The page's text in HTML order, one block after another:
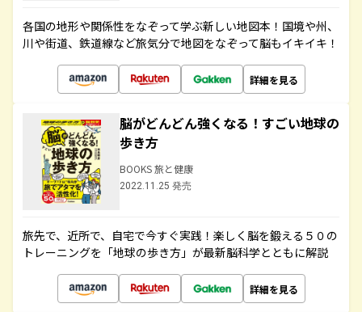
各国の地形や関係性をなぞって学ぶ新しい地図本！国境や州、
川や街道、鉄道線など旅気分で地図をなぞって脳もイキイキ！
詳細を見る
脳がどんどん強くなる！すごい地球の
歩き方
BOOKS 旅と健康
2022.11.25 発売
旅先で、近所で、自宅で今すぐ実践！楽しく脳を鍛える５０の
トレーニングを「地球の歩き方」が最新脳科学とともに解説
詳細を見る